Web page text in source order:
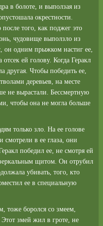
в болоте, и выползая из
окрестности.
того, как поджег это
чудовище выползло из
он одним прыжком настиг ее,
ей голову. Когда Геракл
другая. Чтобы победить ее,
деревьев, на месте
не вырастали. Бессмертную
чтобы она не могла больше
только зло. На ее голове
смотрели в ее глаза, они
победил ее, не смотря ей
зеркальным щитом. Он отрубил
убивать, того, кто
ее в специальную
тоже боролся со змеем,
змей жил в гроте, не